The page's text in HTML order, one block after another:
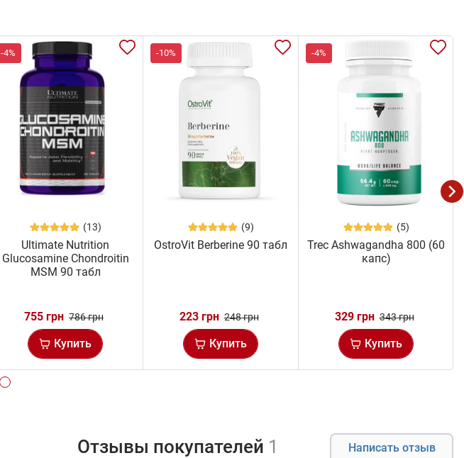
-4%
(13)
Ultimate Nutrition
Glucosamine Chondroitin
MSM 90 табл
755 грн 786 грн
Купить
-10%
(9)
OstroVit Berberine 90 табл
223 грн 248 грн
Купить
-4%
(5)
Trec Ashwagandha 800 (60
капс)
329 грн 343 грн
Купить
Отзывы покупателей 1 Написать отзыв